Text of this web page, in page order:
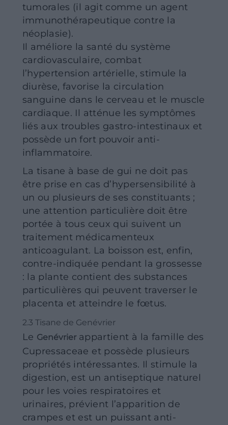
tumorales (il agit comme un agent
immunothérapeutique contre la
néoplasie).
Il améliore la santé du système
cardiovasculaire, combat
l’hypertension artérielle, stimule la
diurèse, favorise la circulation
sanguine dans le cerveau et le muscle
cardiaque. Il atténue les symptômes
liés aux troubles gastro-intestinaux et
possède un fort pouvoir anti-
inflammatoire.
La tisane à base de gui ne doit pas
être prise en cas d’hypersensibilité à
un ou plusieurs de ses constituants ;
une attention particulière doit être
portée à tous ceux qui suivent un
traitement médicamenteux
anticoagulant. La boisson est, enfin,
contre-indiquée pendant la grossesse
: la plante contient des substances
particulières qui peuvent traverser le
placenta et atteindre le fœtus.
2.3 Tisane de Genévrier
Le Genévrierappartient à la famille des
Cupressaceae et possède plusieurs
propriétés intéressantes. Il stimule la
digestion, est un antiseptique naturel
pour les voies respiratoires et
urinaires, prévient l’apparition de
crampes et est un puissant anti-